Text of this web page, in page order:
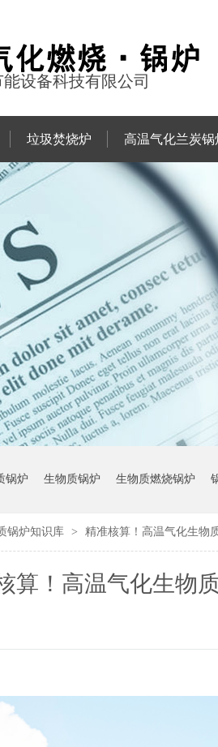
设备科技有限公司
垃圾焚烧炉 高温气化兰炭锅
锅炉 生物质锅炉 生物质燃烧锅炉
锅炉知识库 > 精准核算！高温气化生物
算！高温气化生物